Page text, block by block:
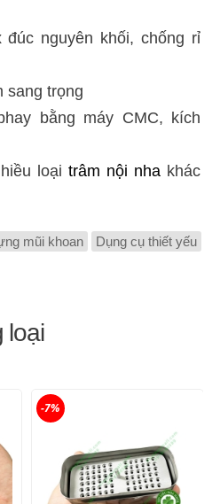
nguyên khối, chống rỉ
sang trọng
bằng máy CMC, kích
loạitrâm nội nha khác
mũi khoan
Dụng cụ thiết yếu
loại
-7%